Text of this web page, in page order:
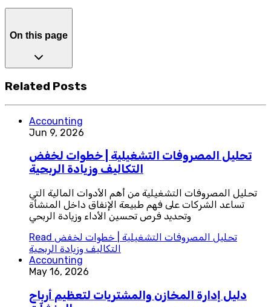
On this page
Related Posts
Accounting
Jun 9, 2026
تحليل المصروفات التشغيلية | خطوات لخفض
التكاليف وزيادة الربحية
تحليل المصروفات التشغيلية من أهم الأدوات المالية التي
تساعد الشركات على فهم طبيعة الإنفاق داخل المنشأة
وتحديد فرص تحسين الأداء وزيادة الربحي
Read تحليل المصروفات التشغيلية | خطوات لخفض
التكاليف وزيادة الربحية
Accounting
May 16, 2026
دليل إدارة المخازن والمشتريات لتعظيم أرباح